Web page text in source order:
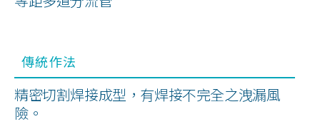
傳統作法
精密切割焊接成型，有焊接不完全之洩漏風
險。